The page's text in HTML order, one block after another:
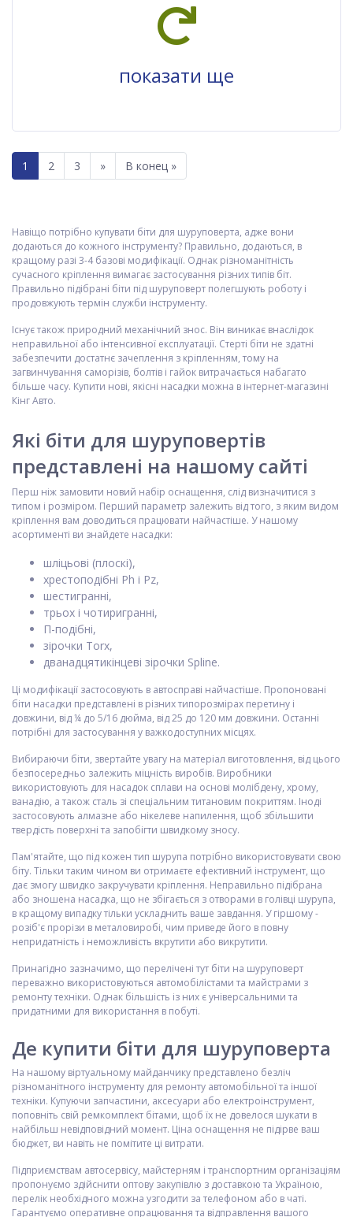
показати ще
1 2 3 » В конец »
Навіщо потрібно купувати біти для шуруповерта, адже вони
додаються до кожного інструменту? Правильно, додаються, в
кращому разі 3-4 базові модифікації. Однак різноманітність
сучасного кріплення вимагає застосування різних типів біт.
Правильно підібрані біти під шуруповерт полегшують роботу і
продовжують термін служби інструменту.
Існує також природний механічний знос. Він виникає внаслідок
неправильної або інтенсивної експлуатації. Стерті біти не здатні
забезпечити достатнє зачеплення з кріпленням, тому на
загвинчування саморізів, болтів і гайок витрачається набагато
більше часу. Купити нові, якісні насадки можна в інтернет-магазині
Кінг Авто.
Які біти для шуруповертів
представлені на нашому сайті
Перш ніж замовити новий набір оснащення, слід визначитися з
типом і розміром. Перший параметр залежить від того, з яким видом
кріплення вам доводиться працювати найчастіше. У нашому
асортименті ви знайдете насадки:
шліцьові (плоскі),
хрестоподібні Ph і Pz,
шестигранні,
трьох і чотиригранні,
П-подібні,
зірочки Torx,
дванадцятикінцеві зірочки Spline.
Ці модифікації застосовують в автосправі найчастіше. Пропоновані
біти насадки представлені в різних типорозмірах перетину і
довжини, від ¼ до 5/16 дюйма, від 25 до 120 мм довжини. Останні
потрібні для застосування у важкодоступних місцях.
Вибираючи біти, звертайте увагу на матеріал виготовлення, від цього
безпосередньо залежить міцність виробів. Виробники
використовують для насадок сплави на основі молібдену, хрому,
ванадію, а також сталь зі спеціальним титановим покриттям. Іноді
застосовують алмазне або нікелеве напилення, щоб збільшити
твердість поверхні та запобігти швидкому зносу.
Пам'ятайте, що під кожен тип шурупа потрібно використовувати свою
біту. Тільки таким чином ви отримаєте ефективний інструмент, що
дає змогу швидко закручувати кріплення. Неправильно підібрана
або зношена насадка, що не збігається з отворами в голівці шурупа,
в кращому випадку тільки ускладнить ваше завдання. У гіршому -
розіб'є прорізи в металовиробі, чим приведе його в повну
непридатність і неможливість вкрутити або викрутити.
Принагідно зазначимо, що перелічені тут біти на шуруповерт
переважно використовуються автомобілістами та майстрами з
ремонту техніки. Однак більшість із них є універсальними та
придатними для використання в побуті.
Де купити біти для шуруповерта
На нашому віртуальному майданчику представлено безліч
різноманітного інструменту для ремонту автомобільної та іншої
техніки. Купуючи запчастини, аксесуари або електроінструмент,
поповніть свій ремкомплект бітами, щоб їх не довелося шукати в
найбільш невідповідний момент. Ціна оснащення не підірве ваш
бюджет, ви навіть не помітите ці витрати.
Підприємствам автосервісу, майстерням і транспортним організаціям
пропонуємо здійснити оптову закупівлю з доставкою та Україною,
перелік необхідного можна узгодити за телефоном або в чаті.
Гарантуємо оперативне опрацювання та відправлення вашого